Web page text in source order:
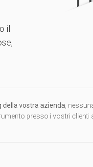
il
della vostra azienda ,
presso i vostri clienti